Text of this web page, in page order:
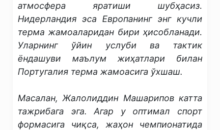
атмосфера яратиши шубҳасиз.
Нидерландия эса Европанинг энг кучли
терма жамоаларидан бири ҳисобланади.
Уларнинг ўйин услуби ва тактик
ёндашуви маълум жиҳатлари билан
Португалия терма жамоасига ўхшаш.
Масалан, Жалолиддин Машарипов катта
тажрибага эга. Агар у оптимал спорт
формасига чиқса, жаҳон чемпионатида